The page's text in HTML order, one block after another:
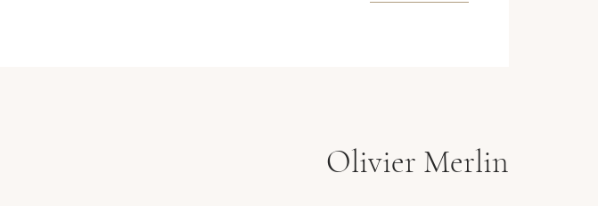
Olivier Merlin